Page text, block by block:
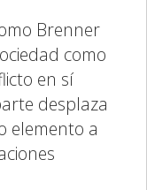
Brenner
como
en sí
desplaza
elemento a